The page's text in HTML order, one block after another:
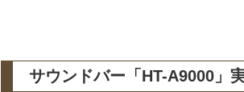
サウンドバー「HT-A9000」